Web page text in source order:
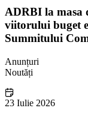
ADRBI la masa
viitorului buget
Summitului
Anunțuri
Noutăți
23 Iulie 2026